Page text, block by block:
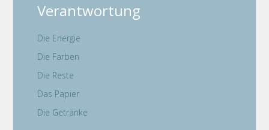
Verantwortung
Die Energie
Die Farben
Die Reste
Das Papier
Die Getränke